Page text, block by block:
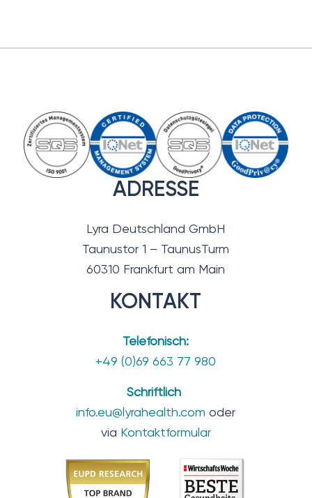
ADRESSE
Lyra Deutschland GmbH
Taunustor 1 – TaunusTurm
60310 Frankfurt am Main
KONTAKT
Telefonisch:
+49 (0)69 663 77 980
Schriftlich
info.eu@lyrahealth.com oder
via Kontaktformular